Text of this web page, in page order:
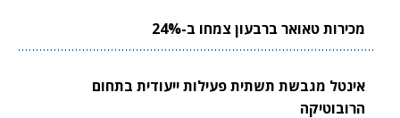
מכירות טאואר ברבעון צמחו ב-24%
אינטל מגבשת תשתית פעילות ייעודית בתחום
הרובוטיקה